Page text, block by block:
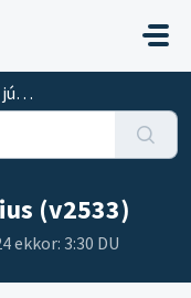
(v2533)
ekkor: 3:30 DU